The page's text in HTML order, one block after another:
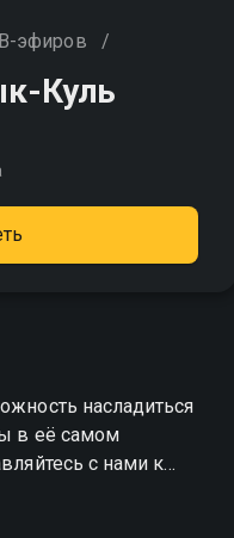
эфиров /
Куль
насладиться
в её самом
с нами к